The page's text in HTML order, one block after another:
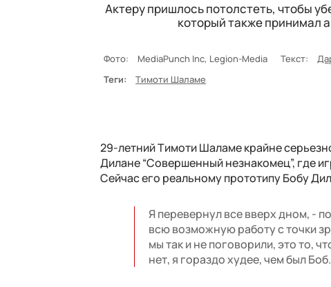
Актеру пришлось потолстеть, чтобы
который также принимал
Фото: MediaPunch Inc, Legion-Media Текст:
Теги:
Тимоти Шаламе
29-летний Тимоти Шаламе крайне
Дилане “Совершенный незнакомец”, где
Сейчас его реальному прототипу Бобу
Я перевернул все вверх дном, -
всю возможную работу с точки
мы так и не поговорили, это то,
нет, я гораздо худее, чем был Боб.